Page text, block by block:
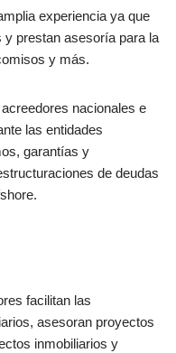
experiencia ya que
y prestan asesoría para la
y más.
nacionales e
las entidades
garantías y
de deudas
facilitan las
asesoran proyectos
inmobiliarios y